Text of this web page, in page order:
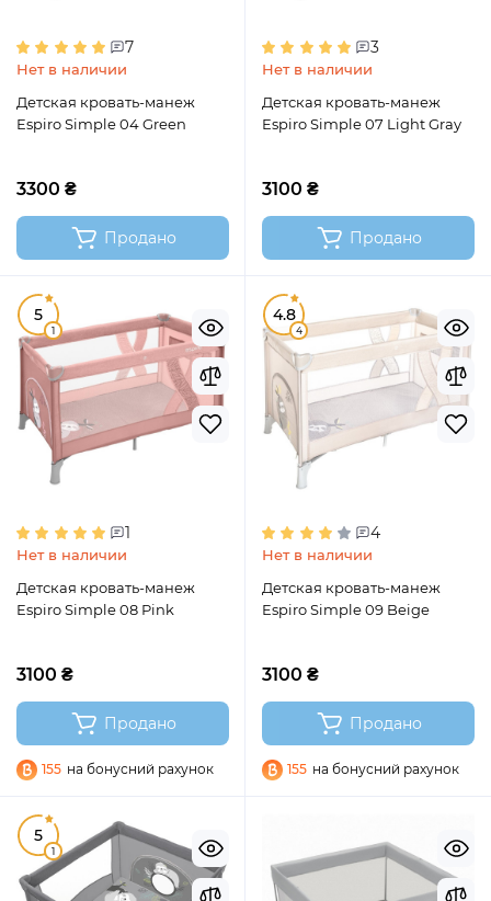
7
Нет в наличии
Детская кровать-манеж
Espiro Simple 04 Green
3300 ₴
Продано
3
Нет в наличии
Детская кровать-манеж
Espiro Simple 07 Light Gray
3100 ₴
Продано
5
1
1
Нет в наличии
Детская кровать-манеж
Espiro Simple 08 Pink
3100 ₴
Продано
155 на бонусний рахунок
4.8
4
4
Нет в наличии
Детская кровать-манеж
Espiro Simple 09 Beige
3100 ₴
Продано
155 на бонусний рахунок
5
1